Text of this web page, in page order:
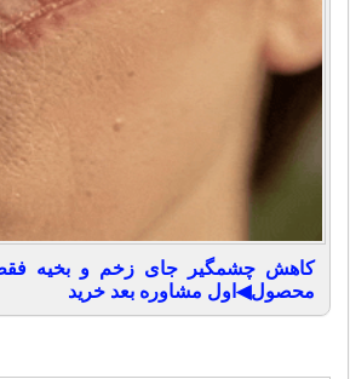
محصول◀اول مشاوره بعد خرید